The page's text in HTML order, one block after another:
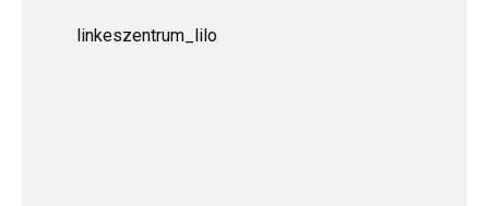
linkeszentrum_lilo